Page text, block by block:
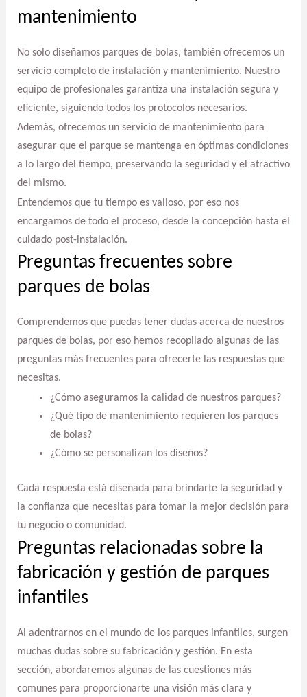
mantenimiento
No solo diseñamos parques de bolas, también ofrecemos un
servicio completo de instalación y mantenimiento. Nuestro
equipo de profesionales garantiza una instalación segura y
eficiente, siguiendo todos los protocolos necesarios.
Además, ofrecemos un servicio de mantenimiento para
asegurar que el parque se mantenga en óptimas condiciones
a lo largo del tiempo, preservando la seguridad y el atractivo
del mismo.
Entendemos que tu tiempo es valioso, por eso nos
encargamos de todo el proceso, desde la concepción hasta el
cuidado post-instalación.
Preguntas frecuentes sobre
parques de bolas
Comprendemos que puedas tener dudas acerca de nuestros
parques de bolas, por eso hemos recopilado algunas de las
preguntas más frecuentes para ofrecerte las respuestas que
necesitas.
¿Cómo aseguramos la calidad de nuestros parques?
¿Qué tipo de mantenimiento requieren los parques
de bolas?
¿Cómo se personalizan los diseños?
Cada respuesta está diseñada para brindarte la seguridad y
la confianza que necesitas para tomar la mejor decisión para
tu negocio o comunidad.
Preguntas relacionadas sobre la
fabricación y gestión de parques
infantiles
Al adentrarnos en el mundo de los parques infantiles, surgen
muchas dudas sobre su fabricación y gestión. En esta
sección, abordaremos algunas de las cuestiones más
comunes para proporcionarte una visión más clara y